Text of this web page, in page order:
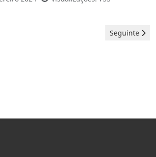
Artigo
Seguinte